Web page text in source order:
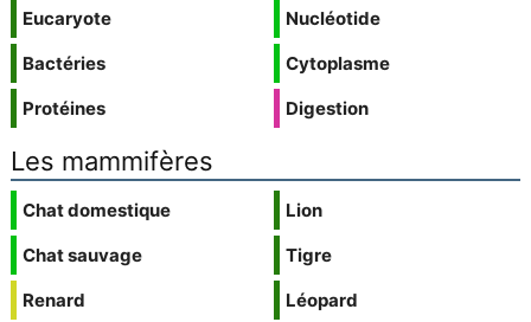
Eucaryote
Bactéries
Protéines
Nucléotide
Cytoplasme
Digestion
Les mammifères
Chat domestique
Chat sauvage
Renard
Lion
Tigre
Léopard